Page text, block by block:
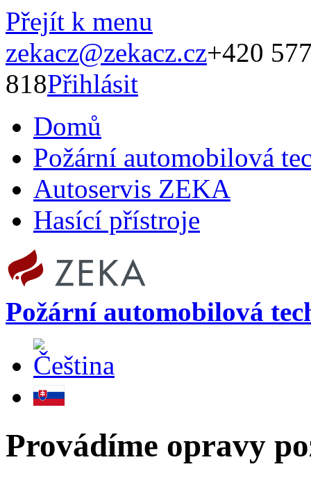
Přejít k menu
zekacz@zekacz.cz+420
818Přihlásit
Domů
Požární automobilová
Autoservis ZEKA
Hasící přístroje
Požární automobilová
Provádíme opravy